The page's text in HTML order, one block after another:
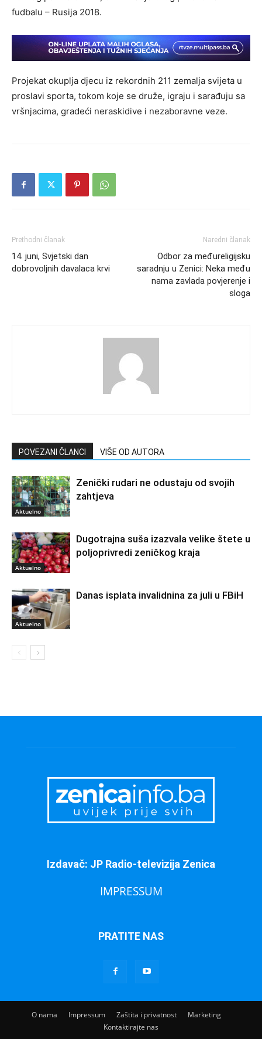
fudbalu – Rusija 2018.
Projekat okuplja djecu iz rekordnih 211 zemalja svijeta u
proslavi sporta, tokom koje se druže, igraju i sarađuju sa
vršnjacima, gradeći neraskidive i nezaboravne veze.
Prethodni članak
14. juni, Svjetski dan
dobrovoljnih davalaca krvi
Naredni članak
Odbor za međureligijsku
saradnju u Zenici: Neka među
nama zavlada povjerenje i
sloga
POVEZANI ČLANCI VIŠE OD AUTORA
Aktuelno
Zenički rudari ne odustaju od svojih
zahtjeva
Aktuelno
Dugotrajna suša izazvala velike štete u
poljoprivredi zeničkog kraja
Aktuelno
Danas isplata invalidnina za juli u FBiH
Izdavač: JP Radio-televizija Zenica
IMPRESSUM
PRATITE NAS
O nama Impressum Zaštita i privatnost
Marketing
Kontaktirajte nas